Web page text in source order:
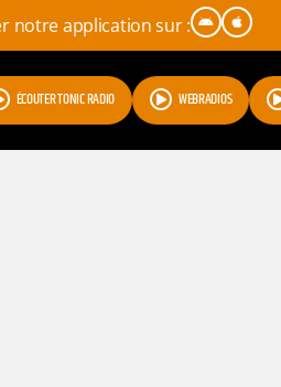
notre application sur :
ÉCOUTER TONIC RADIO WEBRADIOS